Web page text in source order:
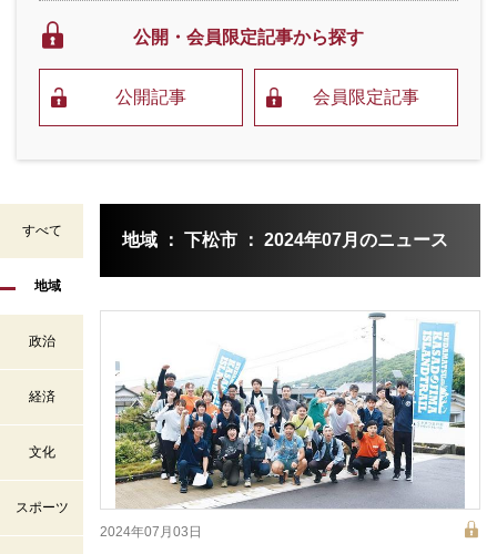
公開・会員限定記事から探す
公開記事 会員限定記事
すべて
地域
政治
経済
文化
スポーツ
地域 ： 下松市 ： 2024年07月のニュース
2024年07月03日